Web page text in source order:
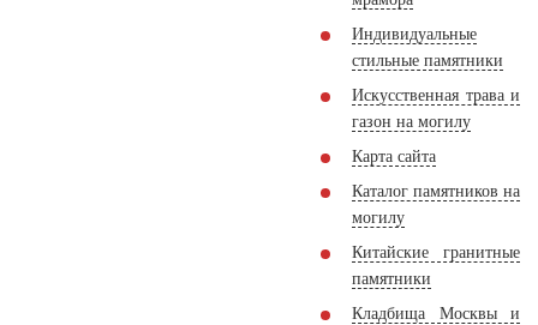
Индивидуальные
стильные памятники
Искусственная трава и
газон на могилу
Карта сайта
Каталог памятников на
могилу
Китайские гранитные
памятники
Кладбища Москвы и